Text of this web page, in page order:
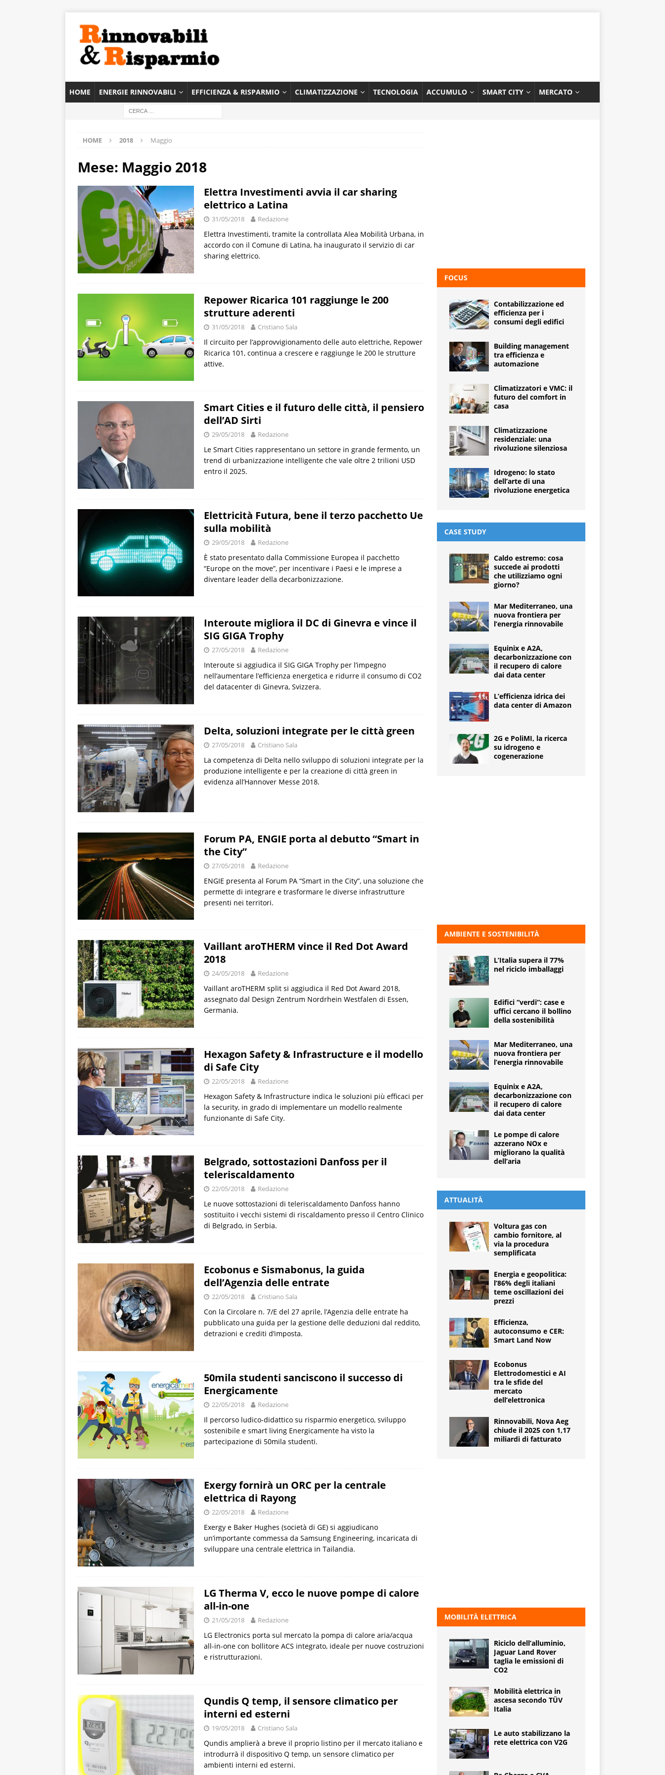
HOME ENERGIE RINNOVABILI EFFICIENZA & RISPARMIO CLIMATIZZAZIONE TECNOLOGIA ACCUMULO SMART CITY MERCATO
HOME 2018 Maggio
Mese: Maggio 2018
Elettra Investimenti avvia il car sharing
elettrico a Latina
31/05/2018 Redazione
Elettra Investimenti, tramite la controllata Alea Mobilità Urbana, in
accordo con il Comune di Latina, ha inaugurato il servizio di car
sharing elettrico.
Repower Ricarica 101 raggiunge le 200
strutture aderenti
31/05/2018 Cristiano Sala
Il circuito per l’approvvigionamento delle auto elettriche, Repower
Ricarica 101, continua a crescere e raggiunge le 200 le strutture
attive.
Smart Cities e il futuro delle città, il pensiero
dell’AD Sirti
29/05/2018 Redazione
Le Smart Cities rappresentano un settore in grande fermento, un
trend di urbanizzazione intelligente che vale oltre 2 trilioni USD
entro il 2025.
Elettricità Futura, bene il terzo pacchetto Ue
sulla mobilità
29/05/2018 Redazione
È stato presentato dalla Commissione Europea il pacchetto
“Europe on the move”, per incentivare i Paesi e le imprese a
diventare leader della decarbonizzazione.
Interoute migliora il DC di Ginevra e vince il
SIG GIGA Trophy
27/05/2018 Redazione
Interoute si aggiudica il SIG GIGA Trophy per l’impegno
nell’aumentare l’efficienza energetica e ridurre il consumo di CO2
del datacenter di Ginevra, Svizzera.
Delta, soluzioni integrate per le città green
27/05/2018 Cristiano Sala
La competenza di Delta nello sviluppo di soluzioni integrate per la
produzione intelligente e per la creazione di città green in
evidenza all’Hannover Messe 2018.
Forum PA, ENGIE porta al debutto “Smart in
the City”
27/05/2018 Redazione
ENGIE presenta al Forum PA “Smart in the City”, una soluzione che
permette di integrare e trasformare le diverse infrastrutture
presenti nei territori.
Vaillant aroTHERM vince il Red Dot Award
2018
24/05/2018 Redazione
Vaillant aroTHERM split si aggiudica il Red Dot Award 2018,
assegnato dal Design Zentrum Nordrhein Westfalen di Essen,
Germania.
Hexagon Safety & Infrastructure e il modello
di Safe City
22/05/2018 Redazione
Hexagon Safety & Infrastructure indica le soluzioni più efficaci per
la security, in grado di implementare un modello realmente
funzionante di Safe City.
Belgrado, sottostazioni Danfoss per il
teleriscaldamento
22/05/2018 Redazione
Le nuove sottostazioni di teleriscaldamento Danfoss hanno
sostituito i vecchi sistemi di riscaldamento presso il Centro Clinico
di Belgrado, in Serbia.
Ecobonus e Sismabonus, la guida
dell’Agenzia delle entrate
22/05/2018 Cristiano Sala
Con la Circolare n. 7/E del 27 aprile, l’Agenzia delle entrate ha
pubblicato una guida per la gestione delle deduzioni dal reddito,
detrazioni e crediti d’imposta.
50mila studenti sanciscono il successo di
Energicamente
22/05/2018 Redazione
Il percorso ludico-didattico su risparmio energetico, sviluppo
sostenibile e smart living Energicamente ha visto la
partecipazione di 50mila studenti.
Exergy fornirà un ORC per la centrale
elettrica di Rayong
22/05/2018 Redazione
Exergy e Baker Hughes (società di GE) si aggiudicano
un’importante commessa da Samsung Engineering, incaricata di
sviluppare una centrale elettrica in Tailandia.
LG Therma V, ecco le nuove pompe di calore
all-in-one
21/05/2018 Redazione
LG Electronics porta sul mercato la pompa di calore aria/acqua
all-in-one con bollitore ACS integrato, ideale per nuove costruzioni
e ristrutturazioni.
Qundis Q temp, il sensore climatico per
interni ed esterni
19/05/2018 Cristiano Sala
Qundis amplierà a breve il proprio listino per il mercato italiano e
introdurrà il dispositivo Q temp, un sensore climatico per
ambienti interni ed esterni.
FOCUS
Contabilizzazione ed
efficienza per i
consumi degli edifici
Building management
tra efficienza e
automazione
Climatizzatori e VMC: il
futuro del comfort in
casa
Climatizzazione
residenziale: una
rivoluzione silenziosa
Idrogeno: lo stato
dell’arte di una
rivoluzione energetica
CASE STUDY
Caldo estremo: cosa
succede ai prodotti
che utilizziamo ogni
giorno?
Mar Mediterraneo, una
nuova frontiera per
l’energia rinnovabile
Equinix e A2A,
decarbonizzazione con
il recupero di calore
dai data center
L’efficienza idrica dei
data center di Amazon
2G e PoliMI, la ricerca
su idrogeno e
cogenerazione
AMBIENTE E SOSTENIBILITÀ
L’Italia supera il 77%
nel riciclo imballaggi
Edifici “verdi”: case e
uffici cercano il bollino
della sostenibilità
Mar Mediterraneo, una
nuova frontiera per
l’energia rinnovabile
Equinix e A2A,
decarbonizzazione con
il recupero di calore
dai data center
Le pompe di calore
azzerano NOx e
migliorano la qualità
dell’aria
ATTUALITÀ
Voltura gas con
cambio fornitore, al
via la procedura
semplificata
Energia e geopolitica:
l’86% degli italiani
teme oscillazioni dei
prezzi
Efficienza,
autoconsumo e CER:
Smart Land Now
Ecobonus
Elettrodomestici e AI
tra le sfide del
mercato
dell’elettronica
Rinnovabili, Nova Aeg
chiude il 2025 con 1,17
miliardi di fatturato
MOBILITÀ ELETTRICA
Riciclo dell’alluminio,
Jaguar Land Rover
taglia le emissioni di
CO2
Mobilità elettrica in
ascesa secondo TÜV
Italia
Le auto stabilizzano la
rete elettrica con V2G